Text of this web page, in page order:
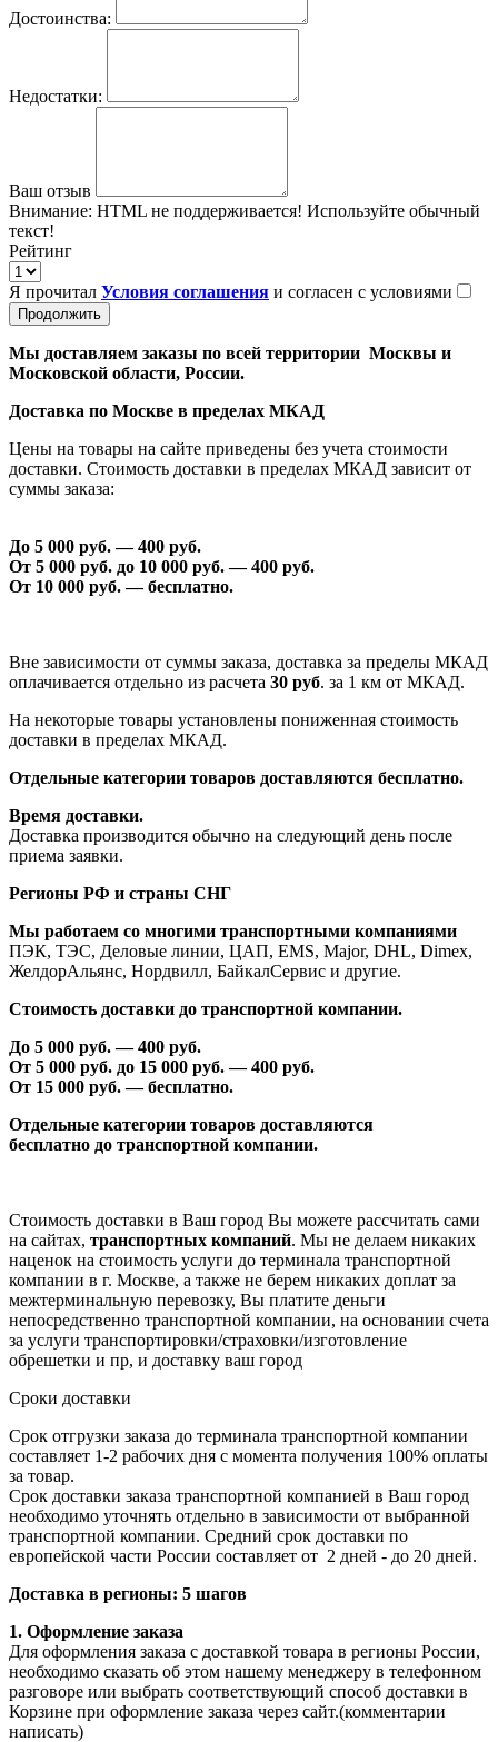
Достоинства:
Недостатки:
Ваш отзыв
Внимание: HTML не поддерживается! Используйте обычный
текст!
Рейтинг
Я прочитал Условия соглашения и согласен с условиями
Продолжить
Мы доставляем заказы по всей территории Москвы и
Московской области, России.
Доставка по Москве в пределах МКАД
Цены на товары на сайте приведены без учета стоимости
доставки. Стоимость доставки в пределах МКАД зависит от
суммы заказа:
До 5 000 руб. —400 руб.
От 5 000 руб. до 10 000 руб. —400 руб.
От 10 000 руб. — бесплатно.
Вне зависимости от суммы заказа, доставка за пределы МКАД
оплачивается отдельно из расчета 30 руб. за 1 км от МКАД.
На некоторые товары установлены пониженная стоимость
доставки в пределах МКАД.
Отдельные категории товаров доставляются бесплатно.
Время доставки.
Доставка производится обычно на следующий день после
приема заявки.
Регионы РФ и страны СНГ
Мы работаем со многими транспортными компаниями
ПЭК, ТЭС, Деловые линии, ЦАП, EMS, Major, DHL, Dimex,
ЖелдорАльянс, Нордвилл, БайкалСервис и другие.
Стоимость доставки до транспортной компании.
До 5 000 руб. —400 руб.
От 5 000 руб. до 15 000 руб. —400 руб.
От 15 000 руб. — бесплатно.
Отдельные категории товаров доставляются
бесплатно до транспортной компании.
Стоимость доставки в Ваш город Вы можете рассчитать сами
на сайтах, транспортных компаний. Мы не делаем никаких
наценок на стоимость услуги до терминала транспортной
компании в г. Москве, а также не берем никаких доплат за
межтерминальную перевозку, Вы платите деньги
непосредственно транспортной компании, на основании счета
за услуги транспортировки/страховки/изготовление
обрешетки и пр, и доставку ваш город
Сроки доставки
Срок отгрузки заказа до терминала транспортной компании
составляет 1-2 рабочих дня с момента получения 100% оплаты
за товар.
Срок доставки заказа транспортной компанией в Ваш город
необходимо уточнять отдельно в зависимости от выбранной
транспортной компании. Средний срок доставки по
европейской части России составляет от 2 дней - до 20 дней.
Доставка в регионы: 5 шагов
1. Оформление заказа
Для оформления заказа с доставкой товара в регионы России,
необходимо сказать об этом нашему менеджеру в телефонном
разговоре или выбрать соответствующий способ доставки в
Корзине при оформление заказа через сайт.(комментарии
написать)